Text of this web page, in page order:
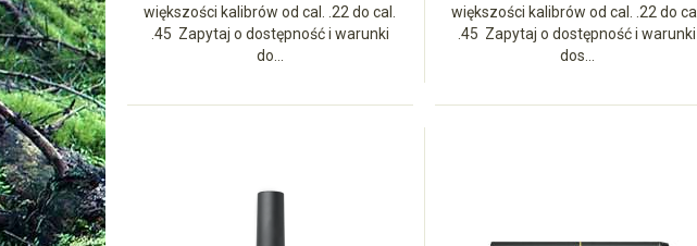
większości kalibrów od cal. .22 do cal.
.45 Zapytaj o dostępność i warunki
do...
większości kalibrów od cal. .22 do cal.
.45 Zapytaj o dostępność i warunki
dos...